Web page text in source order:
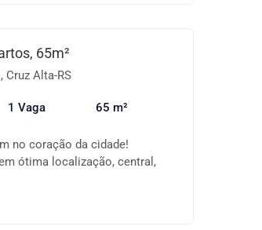
65m²
Cruz Alta-RS
1 Vaga 65 m²
no coração da cidade!
ótima localização, central,
✅ Vaga de garagem